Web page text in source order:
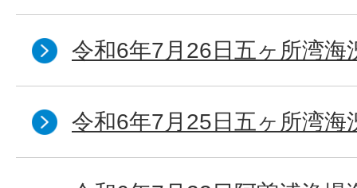
令和6年7月26日五ヶ所湾海
令和6年7月25日五ヶ所湾海